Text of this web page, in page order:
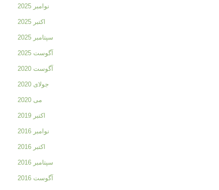
نوامبر 2025
اکتبر 2025
سپتامبر 2025
آگوست 2025
آگوست 2020
جولای 2020
می 2020
اکتبر 2019
نوامبر 2016
اکتبر 2016
سپتامبر 2016
آگوست 2016